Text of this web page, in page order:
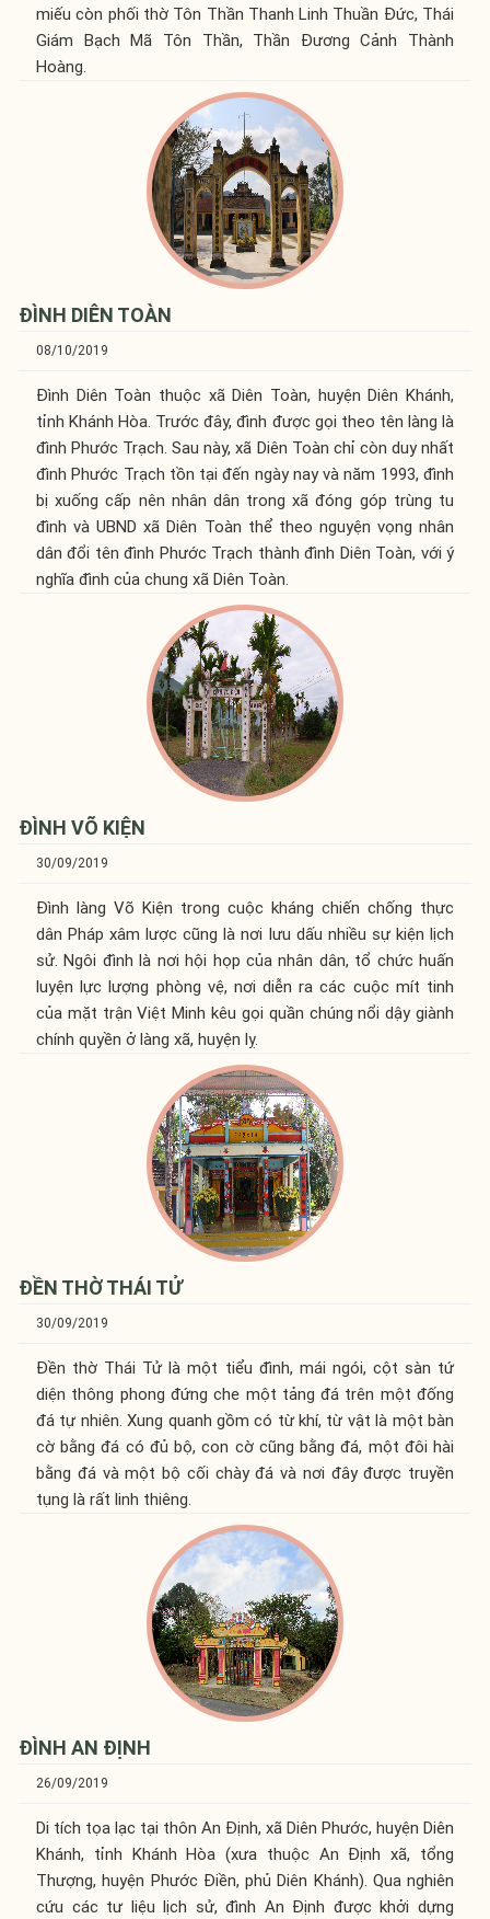
miếu còn phối thờ Tôn Thần Thanh Linh Thuần Đức, Thái
Giám Bạch Mã Tôn Thần, Thần Đương Cảnh Thành
Hoàng.
ĐÌNH DIÊN TOÀN
08/10/2019
Đình Diên Toàn thuộc xã Diên Toàn, huyện Diên Khánh,
tỉnh Khánh Hòa. Trước đây, đình được gọi theo tên làng là
đình Phước Trạch. Sau này, xã Diên Toàn chỉ còn duy nhất
đình Phước Trạch tồn tại đến ngày nay và năm 1993, đình
bị xuống cấp nên nhân dân trong xã đóng góp trùng tu
đình và UBND xã Diên Toàn thể theo nguyện vọng nhân
dân đổi tên đình Phước Trạch thành đình Diên Toàn, với ý
nghĩa đình của chung xã Diên Toàn.
ĐÌNH VÕ KIỆN
30/09/2019
Đình làng Võ Kiện trong cuộc kháng chiến chống thực
dân Pháp xâm lược cũng là nơi lưu dấu nhiều sự kiện lịch
sử. Ngôi đình là nơi hội họp của nhân dân, tổ chức huấn
luyện lực lượng phòng vệ, nơi diễn ra các cuộc mít tinh
của mặt trận Việt Minh kêu gọi quần chúng nổi dậy giành
chính quyền ở làng xã, huyện lỵ.
ĐỀN THỜ THÁI TỬ
30/09/2019
Đền thờ Thái Tử là một tiểu đình, mái ngói, cột sàn tứ
diện thông phong đứng che một tảng đá trên một đống
đá tự nhiên. Xung quanh gồm có từ khí, từ vật là một bàn
cờ bằng đá có đủ bộ, con cờ cũng bằng đá, một đôi hài
bằng đá và một bộ cối chày đá và nơi đây được truyền
tụng là rất linh thiêng.
ĐÌNH AN ĐỊNH
26/09/2019
Di tích tọa lạc tại thôn An Định, xã Diên Phước, huyện Diên
Khánh, tỉnh Khánh Hòa (xưa thuộc An Định xã, tổng
Thượng, huyện Phước Điền, phủ Diên Khánh). Qua nghiên
cứu các tư liệu lịch sử, đình An Định được khởi dựng